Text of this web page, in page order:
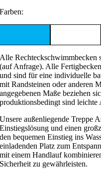
Farben:
Alle Rechteckschwimmbecken
(auf Anfrage). Alle
und sind für eine individuelle
mit Randsteinen oder anderen
angegebenen Maße beziehen
produktionsbedingt sind
Unsere außenliegende Treppe
Einstiegslösung und einen
den bequemen Einstieg ins
einladenden Platz zum
mit einem Handlauf
Sicherheit zu gewährleisten.